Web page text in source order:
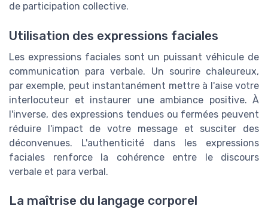
de participation collective.
Utilisation des expressions faciales
Les expressions faciales sont un puissant véhicule de
communication para verbale. Un sourire chaleureux,
par exemple, peut instantanément mettre à l'aise votre
interlocuteur et instaurer une ambiance positive. À
l'inverse, des expressions tendues ou fermées peuvent
réduire l'impact de votre message et susciter des
déconvenues. L'authenticité dans les expressions
faciales renforce la cohérence entre le discours
verbale et para verbal.
La maîtrise du langage corporel